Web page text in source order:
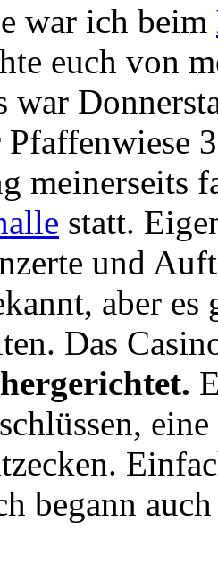
war ich beim
euch von
war
Pfaffenwiese
meinerseits
statt.
und
aber es
Das
begann